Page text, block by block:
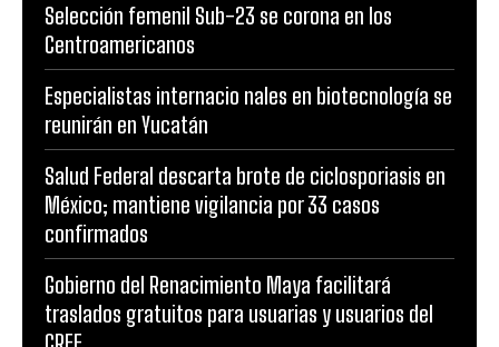
Selección femenil Sub-23 se corona en los
Centroamericanos
Especialistas internacio nales en biotecnología se
reunirán en Yucatán
Salud Federal descarta brote de ciclosporiasis en
México; mantiene vigilancia por 33 casos
confirmados
Gobierno del Renacimiento Maya facilitará
traslados gratuitos para usuarias y usuarios del